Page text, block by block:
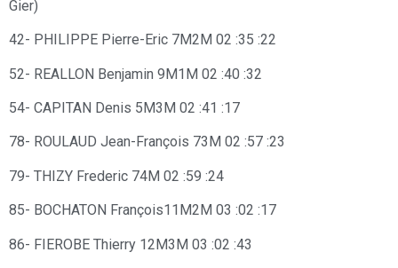
Gier)
42- PHILIPPE Pierre-Eric 7M2M 02 :35 :22
52- REALLON Benjamin 9M1M 02 :40 :32
54- CAPITAN Denis 5M3M 02 :41 :17
78- ROULAUD Jean-François 73M 02 :57 :23
79- THIZY Frederic 74M 02 :59 :24
85- BOCHATON François11M2M 03 :02 :17
86- FIEROBE Thierry 12M3M 03 :02 :43